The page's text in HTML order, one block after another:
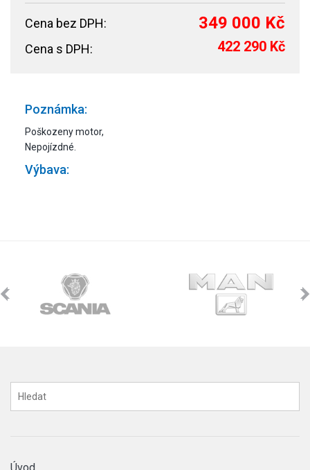
Cena bez DPH: 349 000 Kč
Cena s DPH: 422 290 Kč
Poznámka:
Poškozeny motor,
Nepojízdné.
Výbava: